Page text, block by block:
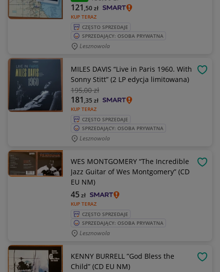
KUP TERAZ
121 ,50zł
CZĘSTO SPRZEDAJE
SPRZEDAJĄCY: OSOBA PRYWATNA
Lesznowola
MILES DAVIS “Live in Paris 1960. With
Sonny Stitt” (2 LP edycja limitowana)
195,00 zł
KUP TERAZ
181 ,35 zł
CZĘSTO SPRZEDAJE
SPRZEDAJĄCY: OSOBA PRYWATNA
Lesznowola
WES MONTGOMERY “The Incredible
Jazz Guitar of Wes Montgomery” (CD
EU NM)
KUP TERAZ
45zł
CZĘSTO SPRZEDAJE
SPRZEDAJĄCY: OSOBA PRYWATNA
Lesznowola
KENNY BURRELL ”God Bless the
Child” (CD EU NM)